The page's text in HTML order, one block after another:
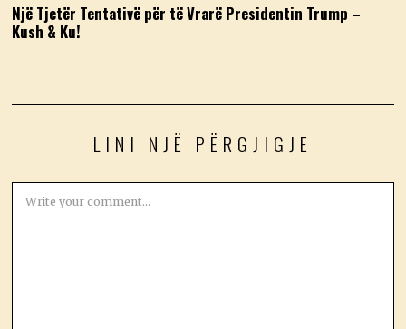
U
0
6
Një Tjetër Tentativë për të Vrarë Presidentin Trump –
Kush & Ku!
LINI NJË PËRGJIGJE